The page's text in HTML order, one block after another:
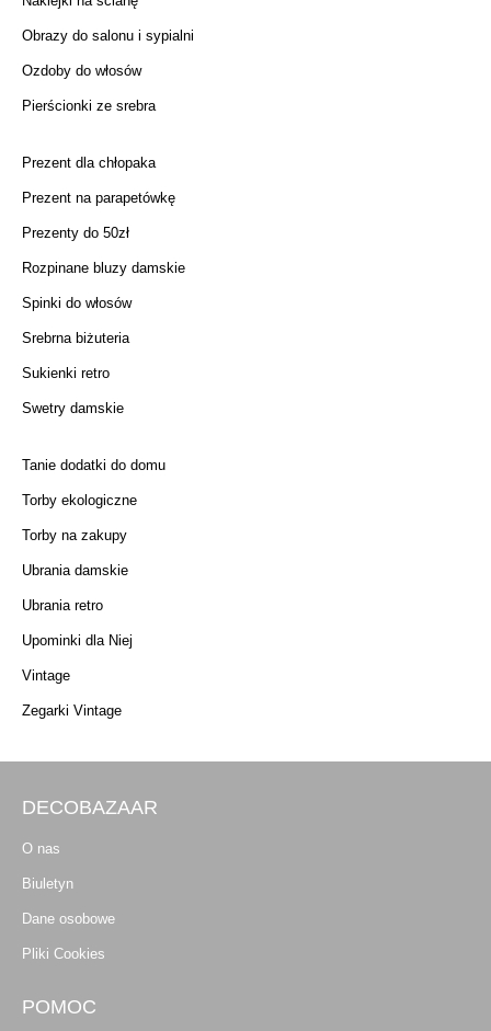
Obrazy do salonu i sypialni
Ozdoby do włosów
Pierścionki ze srebra
Prezent dla chłopaka
Prezent na parapetówkę
Prezenty do 50zł
Rozpinane bluzy damskie
Spinki do włosów
Srebrna biżuteria
Sukienki retro
Swetry damskie
Tanie dodatki do domu
Torby ekologiczne
Torby na zakupy
Ubrania damskie
Ubrania retro
Upominki dla Niej
Vintage
Zegarki Vintage
DECOBAZAAR
O nas
Biuletyn
Dane osobowe
Pliki Cookies
POMOC